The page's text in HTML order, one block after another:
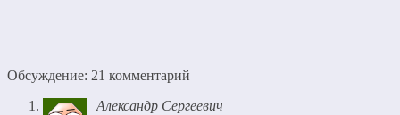
Обсуждение: 21 комментарий
Александр Сергеевич